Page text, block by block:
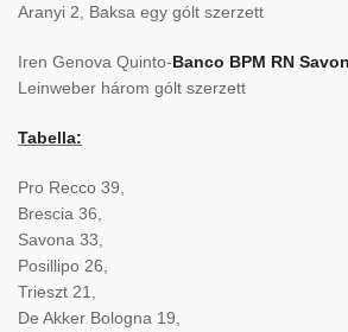
Aranyi 2, Baksa egy gólt szerzett
Iren Genova Quinto-Banco BPM RN
Leinweber három gólt szerzett
Tabella:
Pro Recco 39,
Brescia 36,
Savona 33,
Posillipo 26,
Trieszt 21,
De Akker Bologna 19,